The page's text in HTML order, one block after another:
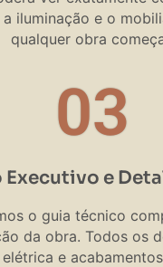
a iluminação e o
qualquer obra
03
Executivo e
o guia técnico
da obra. Todos os
e